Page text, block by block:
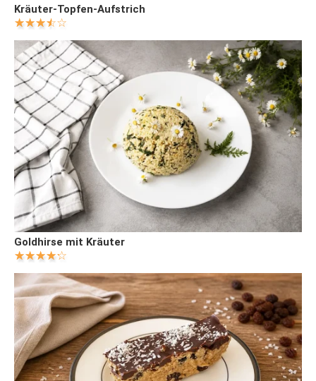
Kräuter-Topfen-Aufstrich
Goldhirse mit Kräuter